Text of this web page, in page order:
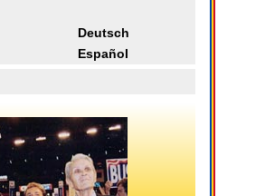
Deutsch
Español